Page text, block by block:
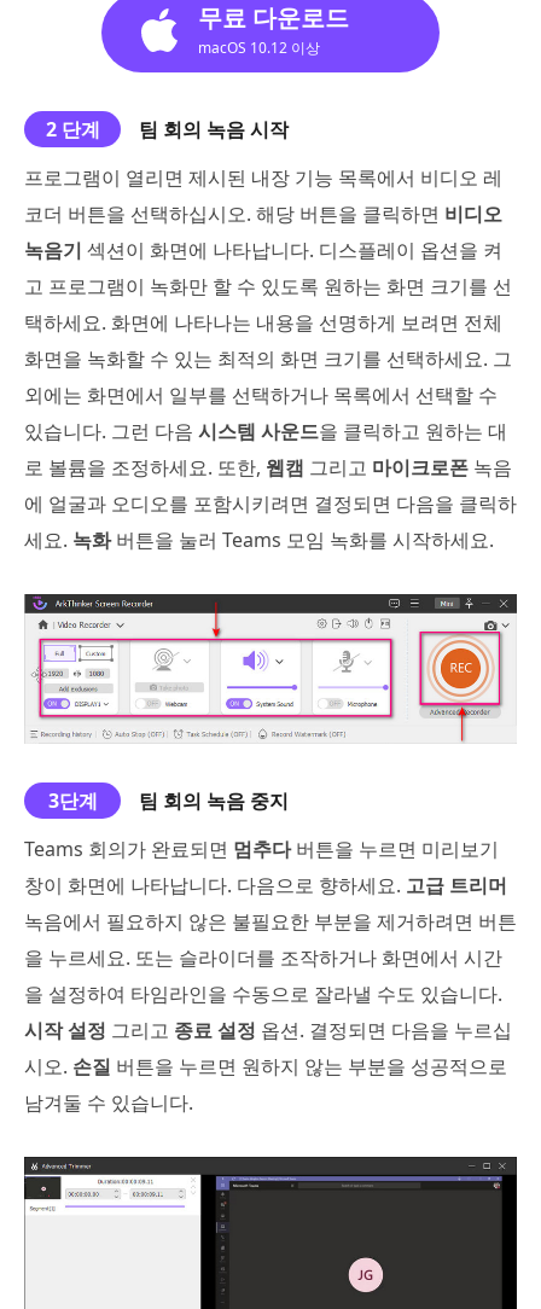
무료 다운로드
macOS 10.12 이상
2 단계
팀 회의 녹음 시작
프로그램이 열리면 제시된 내장 기능 목록에서 비디오 레
코더 버튼을 선택하십시오. 해당 버튼을 클릭하면 비디오
녹음기 섹션이 화면에 나타납니다. 디스플레이 옵션을 켜
고 프로그램이 녹화만 할 수 있도록 원하는 화면 크기를 선
택하세요. 화면에 나타나는 내용을 선명하게 보려면 전체
화면을 녹화할 수 있는 최적의 화면 크기를 선택하세요. 그
외에는 화면에서 일부를 선택하거나 목록에서 선택할 수
있습니다. 그런 다음 시스템 사운드을 클릭하고 원하는 대
로 볼륨을 조정하세요. 또한, 웹캠 그리고 마이크로폰 녹음
에 얼굴과 오디오를 포함시키려면 결정되면 다음을 클릭하
세요. 녹화버튼을 눌러 Teams 모임 녹화를 시작하세요.
3단계
팀 회의 녹음 중지
Teams 회의가 완료되면 멈추다버튼을 누르면 미리보기
창이 화면에 나타납니다. 다음으로 향하세요. 고급 트리머
녹음에서 필요하지 않은 불필요한 부분을 제거하려면 버튼
을 누르세요. 또는 슬라이더를 조작하거나 화면에서 시간
을 설정하여 타임라인을 수동으로 잘라낼 수도 있습니다.
시작 설정 그리고 종료 설정 옵션. 결정되면 다음을 누르십
시오. 손질 버튼을 누르면 원하지 않는 부분을 성공적으로
남겨둘 수 있습니다.